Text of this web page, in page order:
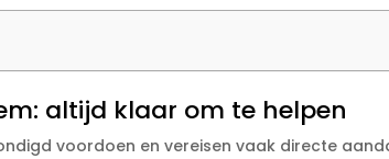
altijd klaar om te helpen
voordoen en vereisen vaak directe